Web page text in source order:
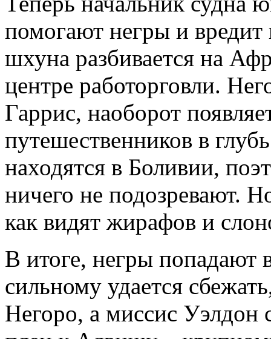
помогают негры и вредит
шхуна разбивается на
центре работорговли.
Гаррис, наоборот
путешественников в
находятся в Боливии,
ничего не подозревают.
как видят жирафов и
В итоге, негры попадают
сильному удается
Негоро, а миссис Уэлдон